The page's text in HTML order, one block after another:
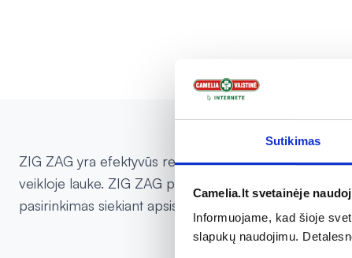
Sutikimas
Camelia.lt svetainėje
Informuojame, kad šioje
slapukų naudojimu.
ZIG ZAG yra efektyvūs repelentai, apsaugantys nuo
veikloje lauke. ZIG ZAG produktai užtikrina ilgalaikę
pasirinkimas siekiant apsisaugoti nuo vabzdžių